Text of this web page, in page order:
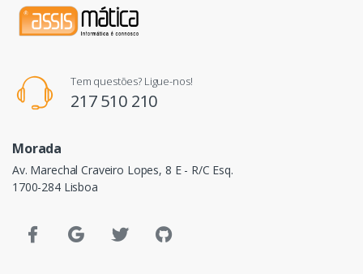
Tem questões? Ligue-nos!
217 510 210
Morada
Av. Marechal Craveiro Lopes, 8 E - R/C Esq.
1700-284 Lisboa